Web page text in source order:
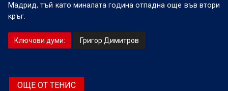
Мадрид, тъй като миналата година отпадна още във втори
кръг.
Ключови думи: Григор Димитров
ОЩЕ ОТ ТЕНИС